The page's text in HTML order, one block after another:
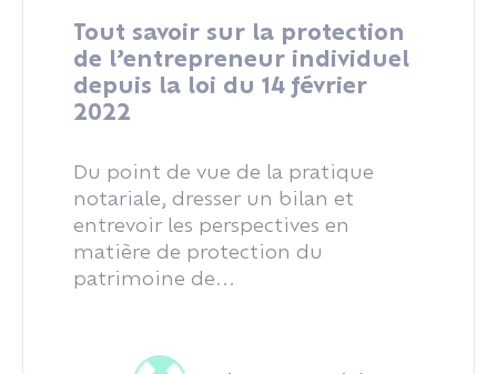
Tout savoir sur la protection
de l’entrepreneur individuel
depuis la loi du 14 février
2022
Du point de vue de la pratique
notariale, dresser un bilan et
entrevoir les perspectives en
matière de protection du
patrimoine de...